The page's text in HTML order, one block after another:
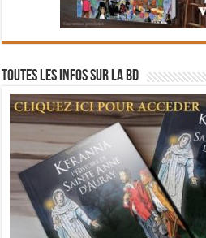
Toutes les infos sur la BD